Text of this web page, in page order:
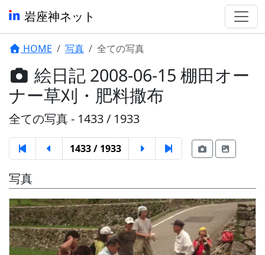
岩座神ネット
HOME 写真 全ての写真
絵日記 2008-06-15 棚田オー
ナー草刈・肥料撒布
全ての写真 - 1433 / 1933
1433 / 1933
写真